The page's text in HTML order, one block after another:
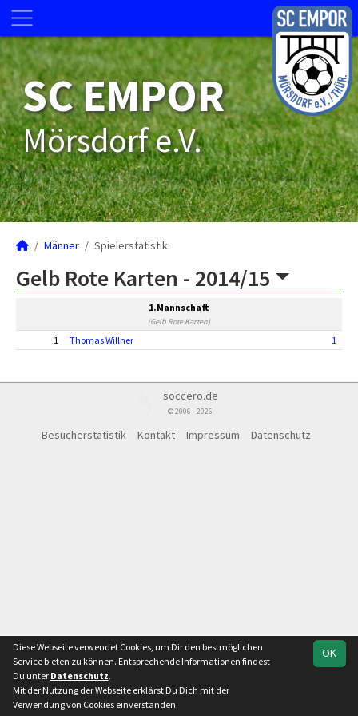
SC EMPOR
Mörsdorf e.V.
Männer Spielerstatistik
Gelb Rote Karten - 2014/15
1.Mannschaft
(Gelb Rote Karten)
1 Thomas Willner 1
soccero.de
© 2006 - 2026
Besucherstatistik Kontakt Impressum Datenschutz
OK
Diese Webseite verwendet Cookies, um Dir den bestmöglichen
Service bieten zu können. Entsprechende Informationen findest
Du unter Datenschutz.
Mit der Nutzung der Webseite erklärst Du Dich mit der
Verwendung von Cookies einverstanden.